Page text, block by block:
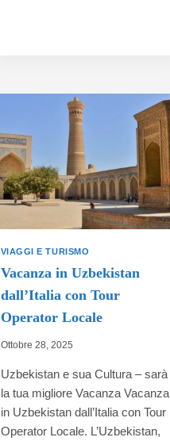
VIAGGI E TURISMO
Vacanza in Uzbekistan
dall’Italia con Tour
Operator Locale
Ottobre 28, 2025
Uzbekistan e sua Cultura – sarà
la tua migliore Vacanza Vacanza
in Uzbekistan dall’Italia con Tour
Operator Locale. L’Uzbekistan,